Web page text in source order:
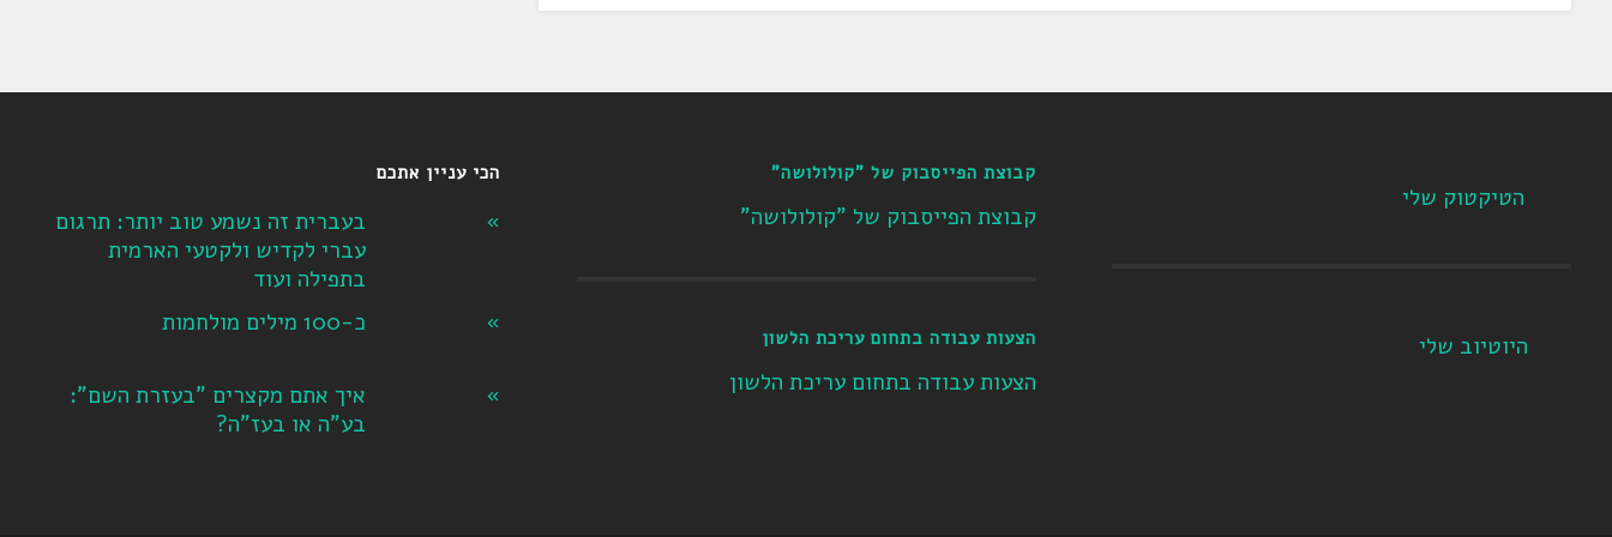
הטיקטוק שלי
היוטיוב שלי
קבוצת הפייסבוק של "קולולושה"
קבוצת הפייסבוק של "קולולושה"
הצעות עבודה בתחום עריכת הלשון
הצעות עבודה בתחום עריכת הלשון
הכי עניין אתכם
בעברית זה נשמע טוב יותר: תרגום
עברי לקדיש ולקטעי הארמית
בתפילה ועוד
כ-100 מילים מולחמות
איך אתם מקצרים "בעזרת השם":
בע"ה או בעז"ה?